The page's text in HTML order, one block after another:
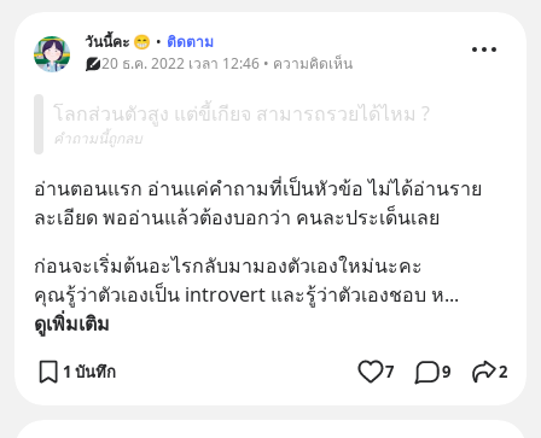
วันนี้คะ 😁 • ติดตาม
20 ธ.ค. 2022 เวลา 12:46 • ความคิดเห็น
โลกส่วนตัวสูง แต่ขี้เกียจ สามารถรวยได้ไหม ?
คำถามนี้ถูกลบ
อ่านตอนแรก อ่านแค่คำถามที่เป็นหัวข้อ ไม่ได้อ่านราย
ละเอียด พออ่านแล้วต้องบอกว่า คนละประเด็นเลย
ก่อนจะเริ่มต้นอะไรกลับมามองตัวเองใหม่นะคะ
คุณรู้ว่าตัวเองเป็น introvert และรู้ว่าตัวเองชอบ ห...
ดูเพิ่มเติม
1 บันทึก 7 9 2